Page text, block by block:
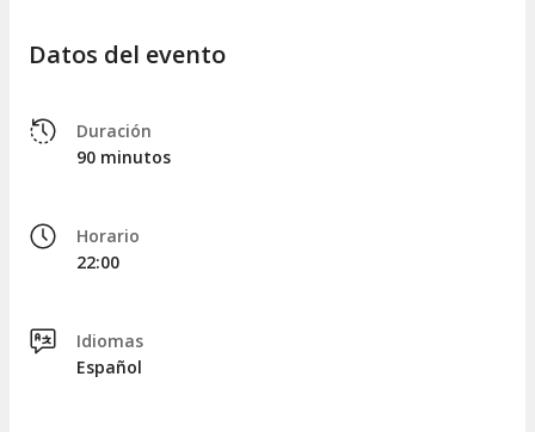
Datos del evento
Duración
90 minutos
Horario
22:00
Idiomas
Español